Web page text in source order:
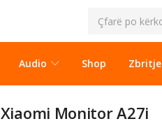
Audio Shop Zbritje
Xiaomi Monitor A27i